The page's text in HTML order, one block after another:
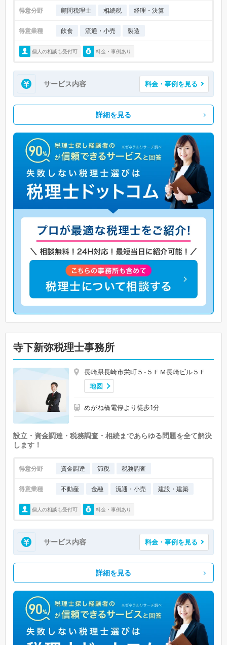
得意分野 顧問税理士 相続税 経理・決算
得意業種 飲食 流通・小売 製造
個人の相談も受付可 料金・事例あり
サービス内容 料金・事例を見る
詳細を見る
寺下新弥税理士事務所
長崎県長崎市栄町５-５ＦＭ長崎ビル５Ｆ
地図
めがね橋電停より徒歩1分
設立・資金調達・税務調査・相続まであらゆる問題を全て解決
します！
得意分野 資金調達 節税 税務調査
得意業種 不動産 金融 流通・小売 建設・建築
個人の相談も受付可 料金・事例あり
サービス内容 料金・事例を見る
詳細を見る